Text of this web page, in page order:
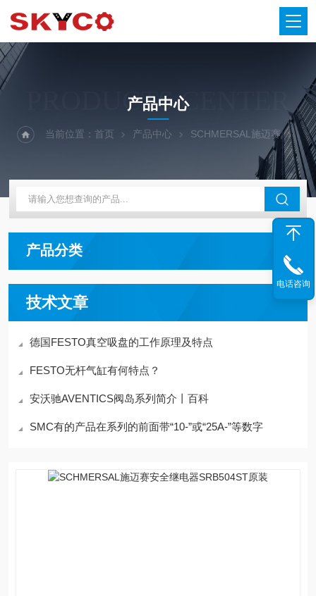
PRODUCTS CENTER
产品中心
当前位置： 首页 产品中心 SCHMERSAL施迈赛
产品分类
技术文章
德国FESTO真空吸盘的工作原理及特点
FESTO无杆气缸有何特点？
安沃驰AVENTICS阀岛系列简介丨百科
SMC有的产品在系列的前面带“10-”或“25A-”等数字
电话咨询